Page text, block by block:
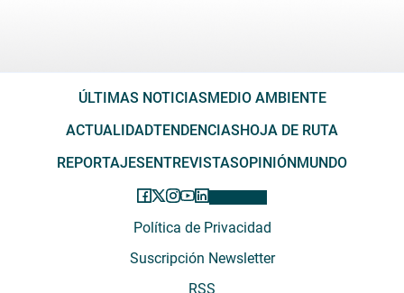
ÚLTIMAS NOTICIASMEDIO AMBIENTE
ACTUALIDADTENDENCIASHOJA DE RUTA
REPORTAJESENTREVISTASOPINIÓNMUNDO
Política de Privacidad
Suscripción Newsletter
RSS